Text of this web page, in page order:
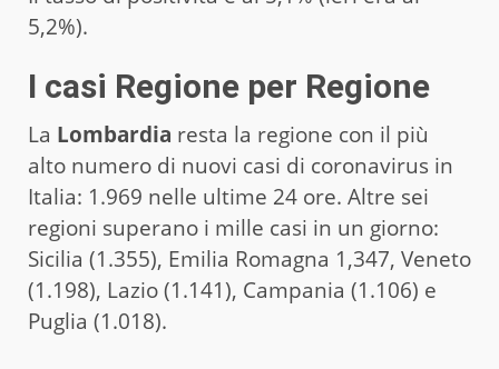
5,2%).
I casi Regione per Regione
La Lombardia resta la regione con il più
alto numero di nuovi casi di coronavirus in
Italia: 1.969 nelle ultime 24 ore. Altre sei
regioni superano i mille casi in un giorno:
Sicilia (1.355), Emilia Romagna 1,347, Veneto
(1.198), Lazio (1.141), Campania (1.106) e
Puglia (1.018).